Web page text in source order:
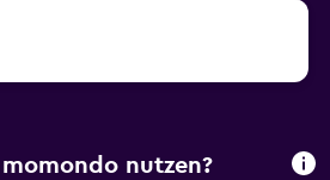
nutzen?